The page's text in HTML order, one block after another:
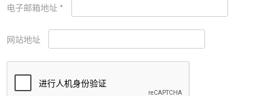
电子邮箱地址 *
网站地址